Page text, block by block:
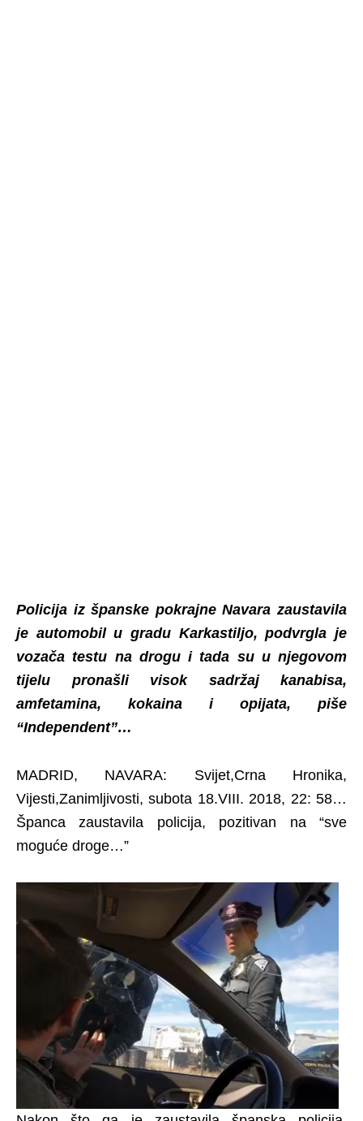
Policija iz španske pokrajne Navara zaustavila
je automobil u gradu Karkastiljo, podvrgla je
vozača testu na drogu i tada su u njegovom
tijelu pronašli visok sadržaj kanabisa,
amfetamina, kokaina i opijata, piše
“Independent”…
MADRID, NAVARA: Svijet,Crna Hronika,
Vijesti,Zanimljivosti, subota 18.VIII. 2018, 22: 58…
Španca zaustavila policija, pozitivan na “sve
moguće droge…”